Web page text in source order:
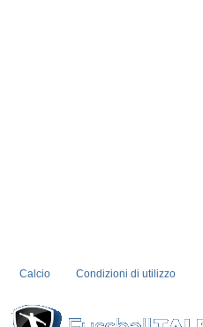
Calcio Condizioni di utilizzo